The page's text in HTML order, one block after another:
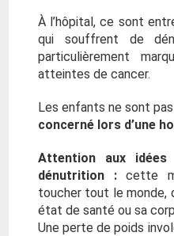
À l’hôpital, ce sont
qui souffrent de
particulièrement
atteintes de cancer.
Les enfants ne sont
concerné lors d’une
Attention aux
dénutrition :cette
toucher tout le monde,
état de santé ou sa
Une perte de poids